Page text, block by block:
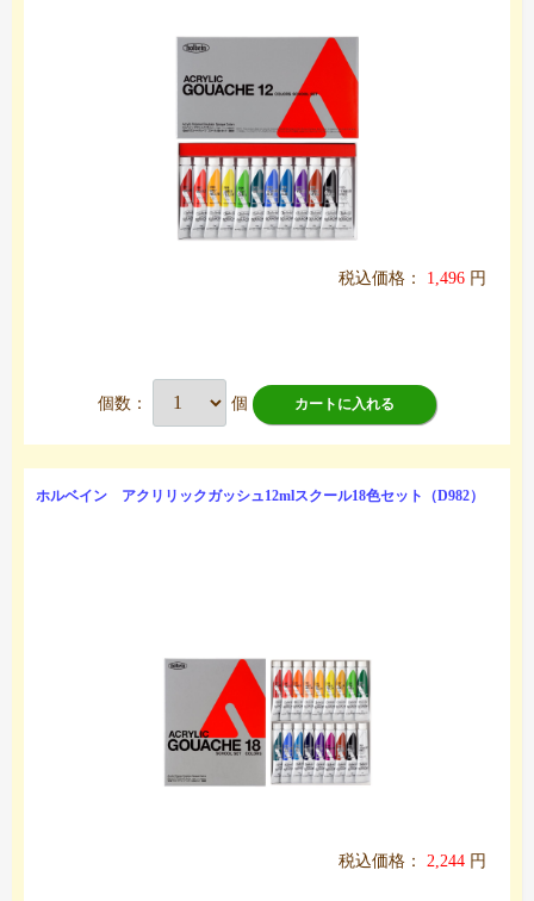
税込価格： 1,496 円
個数： 個 カートに入れる
ホルベイン アクリリックガッシュ12mlスクール18色セット（D982）
税込価格： 2,244 円